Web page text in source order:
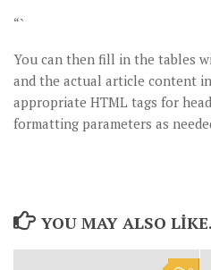
“`
You can then fill in the tables
and the actual article content
appropriate HTML tags for
formatting parameters as
YOU MAY ALSO